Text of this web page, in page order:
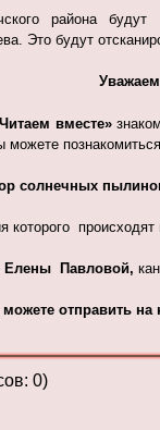
района
Это будут
вместе»
солнечных
которого
Елены Павловой,
отправить
0)